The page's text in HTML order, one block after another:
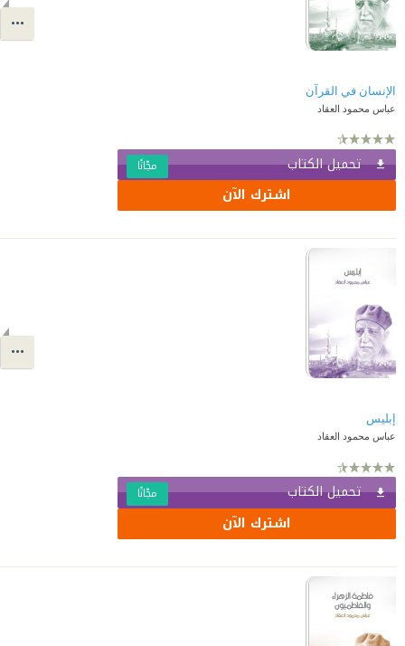
الإنسان في القرآن
عباس محمود العقاد
تحميل الكتاب مجّانًا
اشترك الآن
إبليس
عباس محمود العقاد
تحميل الكتاب مجّانًا
اشترك الآن